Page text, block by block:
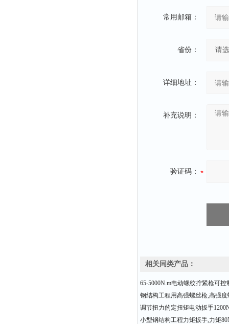
常用邮箱：
省份：
详细地址：
补充说明：
验证码：
相关同类产品：
65-5000N.m电动螺纹拧紧枪可控
钢结构工程用高强螺丝枪,高强
调节扭力的定扭矩电动扳手
小型钢结构工程力矩扳手,力矩